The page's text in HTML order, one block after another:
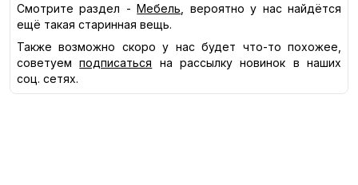
Смотрите раздел - Мебель , вероятно у нас найдётся
ещё такая старинная вещь.
Также возможно скоро у нас будет что-то похожее,
советуем
подписаться
на рассылку новинок в наших
соц. сетях.